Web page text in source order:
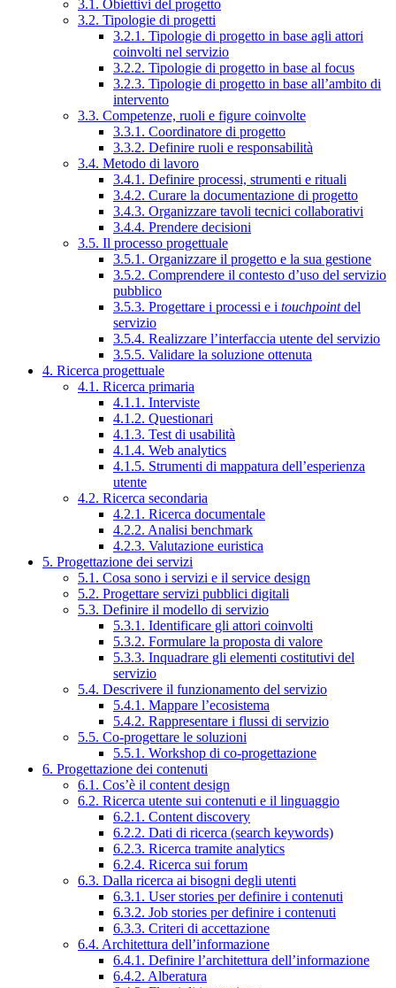
3.1. Obiettivi del progetto
3.2. Tipologie di progetti
3.2.1. Tipologie di progetto in base agli attori
coinvolti nel servizio
3.2.2. Tipologie di progetto in base al focus
3.2.3. Tipologie di progetto in base all’ambito di
intervento
3.3. Competenze, ruoli e figure coinvolte
3.3.1. Coordinatore di progetto
3.3.2. Definire ruoli e responsabilità
3.4. Metodo di lavoro
3.4.1. Definire processi, strumenti e rituali
3.4.2. Curare la documentazione di progetto
3.4.3. Organizzare tavoli tecnici collaborativi
3.4.4. Prendere decisioni
3.5. Il processo progettuale
3.5.1. Organizzare il progetto e la sua gestione
3.5.2. Comprendere il contesto d’uso del servizio
pubblico
3.5.3. Progettare i processi e i touchpointdel
servizio
3.5.4. Realizzare l’interfaccia utente del servizio
3.5.5. Validare la soluzione ottenuta
4. Ricerca progettuale
4.1. Ricerca primaria
4.1.1. Interviste
4.1.2. Questionari
4.1.3. Test di usabilità
4.1.4. Web analytics
4.1.5. Strumenti di mappatura dell’esperienza
utente
4.2. Ricerca secondaria
4.2.1. Ricerca documentale
4.2.2. Analisi benchmark
4.2.3. Valutazione euristica
5. Progettazione dei servizi
5.1. Cosa sono i servizi e il service design
5.2. Progettare servizi pubblici digitali
5.3. Definire il modello di servizio
5.3.1. Identificare gli attori coinvolti
5.3.2. Formulare la proposta di valore
5.3.3. Inquadrare gli elementi costitutivi del
servizio
5.4. Descrivere il funzionamento del servizio
5.4.1. Mappare l’ecosistema
5.4.2. Rappresentare i flussi di servizio
5.5. Co-progettare le soluzioni
5.5.1. Workshop di co-progettazione
6. Progettazione dei contenuti
6.1. Cos’è il content design
6.2. Ricerca utente sui contenuti e il linguaggio
6.2.1. Content discovery
6.2.2. Dati di ricerca (search keywords)
6.2.3. Ricerca tramite analytics
6.2.4. Ricerca sui forum
6.3. Dalla ricerca ai bisogni degli utenti
6.3.1. User stories per definire i contenuti
6.3.2. Job stories per definire i contenuti
6.3.3. Criteri di accettazione
6.4. Architettura dell’informazione
6.4.1. Definire l’architettura dell’informazione
6.4.2. Alberatura